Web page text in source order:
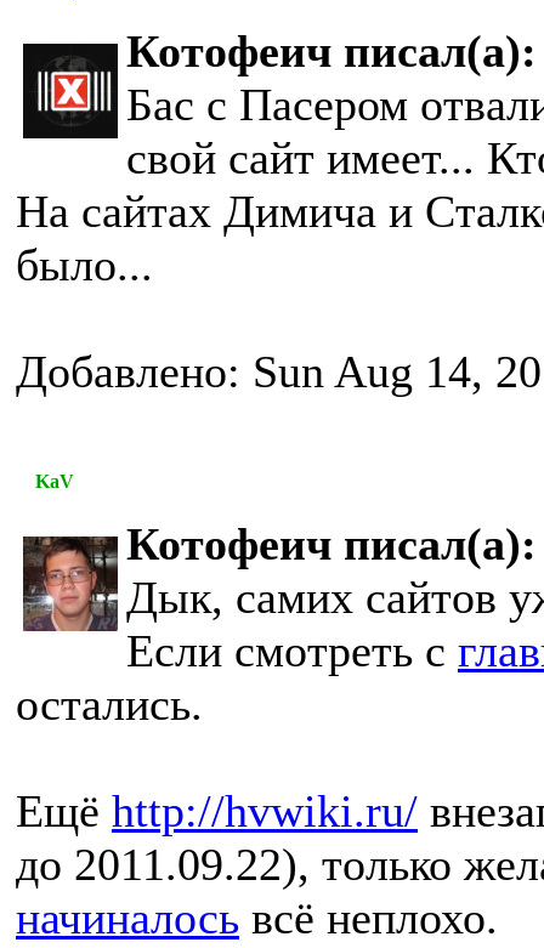
Котофеич писал(а):
Бас с Пасером
свой сайт имеет...
На сайтах Димича и
было...
Добавлено: Sun Aug 14,
KaV
Котофеич писал(а):
Дык, самих сайтов
Если смотреть с
остались.
Ещё http://hvwiki.ru/
до 2011.09.22), только
начиналось всё неплохо.